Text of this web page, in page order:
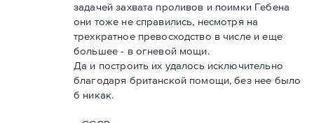
задачей захвата проливов и поимки Гебена
они тоже не справились, несмотря на
трехкратное превосходство в числе и еще
большее - в огневой мощи.
Да и построить их удалось исключительно
благодаря британской помощи, без нее было
б никак.